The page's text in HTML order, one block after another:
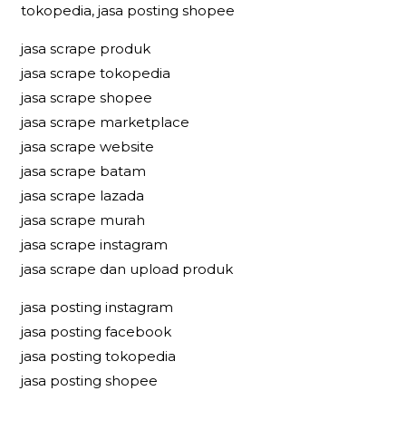
tokopedia, jasa posting shopee
jasa scrape produk
jasa scrape tokopedia
jasa scrape shopee
jasa scrape marketplace
jasa scrape website
jasa scrape batam
jasa scrape lazada
jasa scrape murah
jasa scrape instagram
jasa scrape dan upload produk
jasa posting instagram
jasa posting facebook
jasa posting tokopedia
jasa posting shopee